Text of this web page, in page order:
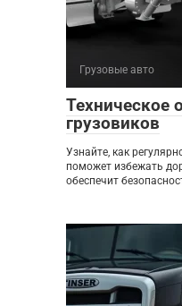
Грузовые авто
Техническое
грузовиков
Узнайте, как
поможет избежать
обеспечит